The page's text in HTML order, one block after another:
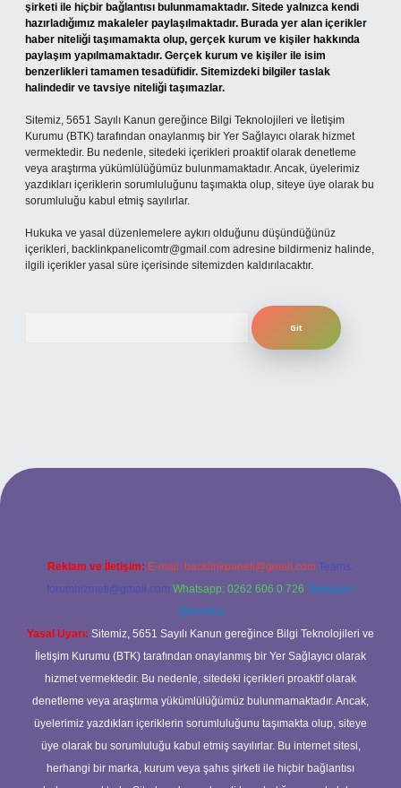
şirketi ile hiçbir bağlantısı bulunmamaktadır. Sitede yalnızca kendi
hazırladığımız makaleler paylaşılmaktadır. Burada yer alan içerikler
haber niteliği taşımamakta olup, gerçek kurum ve kişiler hakkında
paylaşım yapılmamaktadır. Gerçek kurum ve kişiler ile isim
benzerlikleri tamamen tesadüfidir. Sitemizdeki bilgiler taslak
halindedir ve tavsiye niteliği taşımazlar.
Sitemiz, 5651 Sayılı Kanun gereğince Bilgi Teknolojileri ve İletişim
Kurumu (BTK) tarafından onaylanmış bir Yer Sağlayıcı olarak hizmet
vermektedir. Bu nedenle, sitedeki içerikleri proaktif olarak denetleme
veya araştırma yükümlülüğümüz bulunmamaktadır. Ancak, üyelerimiz
yazdıkları içeriklerin sorumluluğunu taşımakta olup, siteye üye olarak bu
sorumluluğu kabul etmiş sayılırlar.
Hukuka ve yasal düzenlemelere aykırı olduğunu düşündüğünüz
içerikleri, backlinkpanelicomtr@gmail.com adresine bildirmeniz halinde,
ilgili içerikler yasal süre içerisinde sitemizden kaldırılacaktır.
Reklam ve İletişim: E-mail: backlinkpaneli@gmail.com Teams:
forumhizmeti@gmail.com Whatsapp: 0262 606 0 726 Telegram:
@karabul
Yasal Uyarı: Sitemiz, 5651 Sayılı Kanun gereğince Bilgi Teknolojileri ve
İletişim Kurumu (BTK) tarafından onaylanmış bir Yer Sağlayıcı olarak
hizmet vermektedir. Bu nedenle, sitedeki içerikleri proaktif olarak
denetleme veya araştırma yükümlülüğümüz bulunmamaktadır. Ancak,
üyelerimiz yazdıkları içeriklerin sorumluluğunu taşımakta olup, siteye
üye olarak bu sorumluluğu kabul etmiş sayılırlar. Bu internet sitesi,
herhangi bir marka, kurum veya şahıs şirketi ile hiçbir bağlantısı